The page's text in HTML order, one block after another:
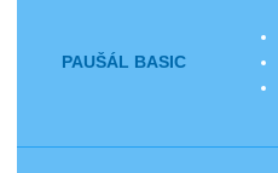
PAUŠÁL BASIC